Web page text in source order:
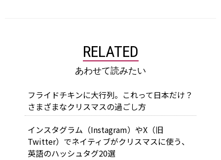
RELATED
あわせて読みたい
フライドチキンに大行列。これって日本だけ？
さまざまなクリスマスの過ごし方
インスタグラム（Instagram）やX（旧
Twitter）でネイティブがクリスマスに使う、
英語のハッシュタグ20選